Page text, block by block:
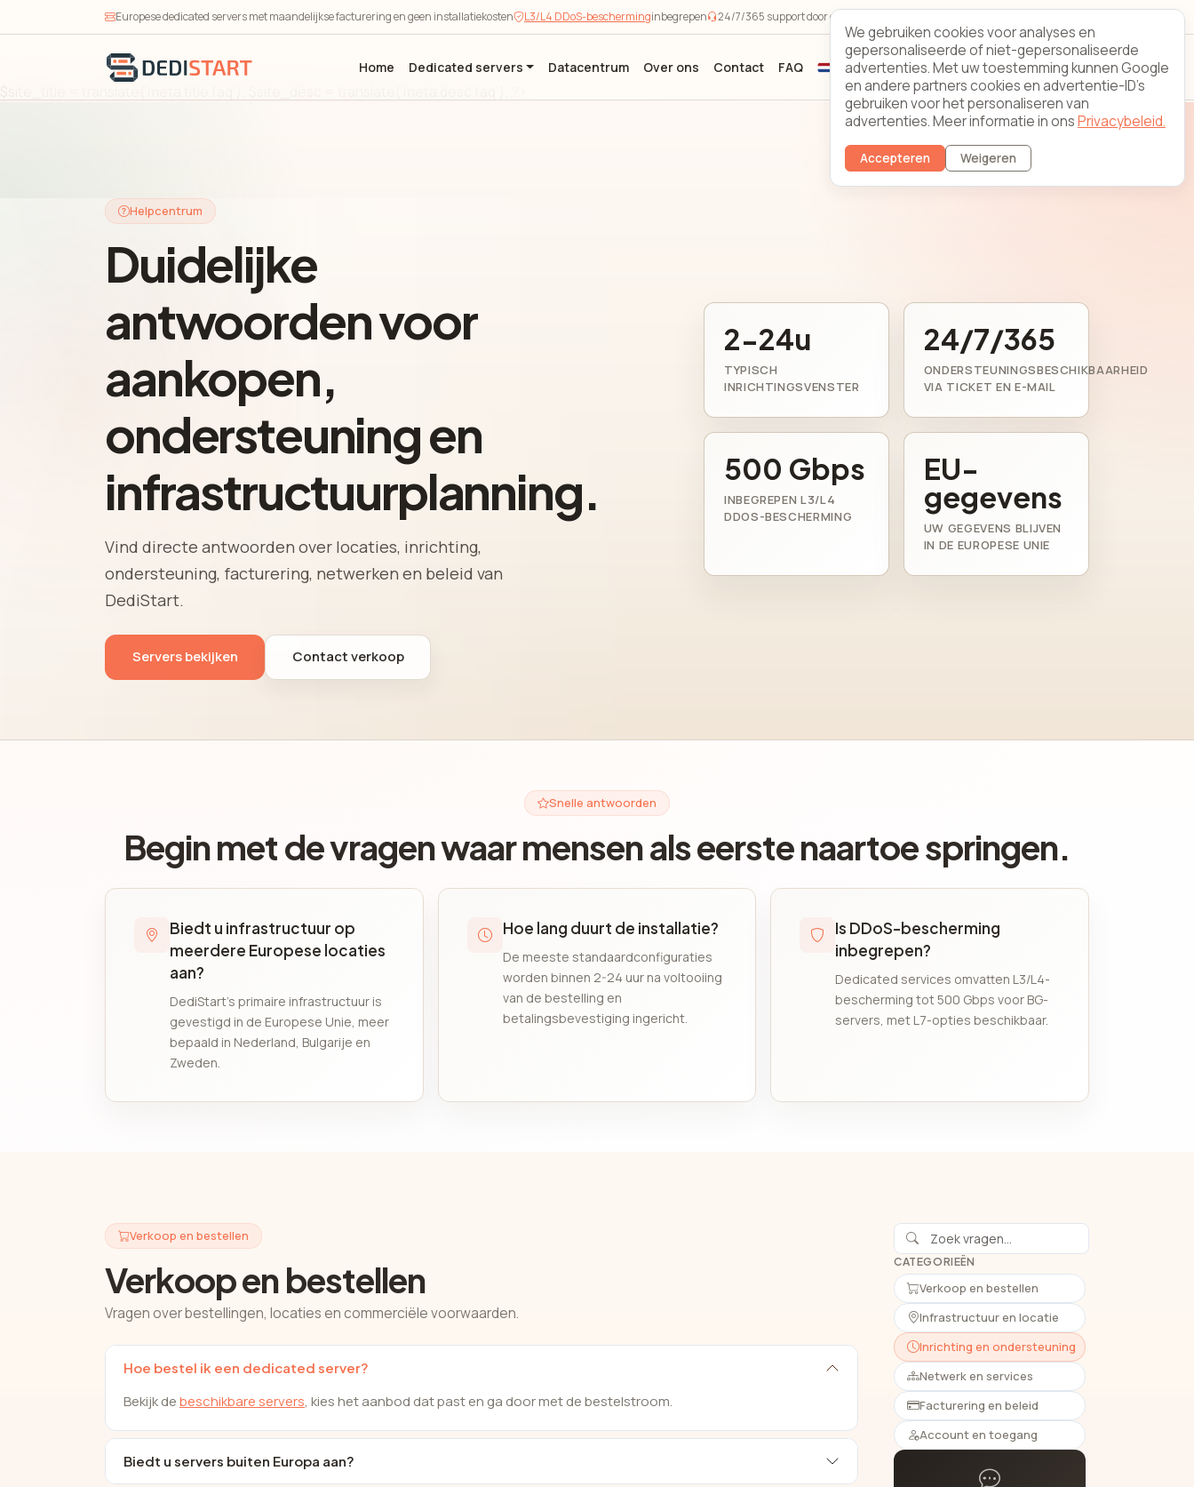
Europese dedicated servers met maandelijkse facturering en geen installatiekosten L3/L4 DDoS-bescherminginbegrepen 24/7/365 support door echte specialisten
Home Dedicated servers Datacentrum Over ons Contact FAQ Registreren Klantinlog
Helpcentrum
Duidelijke
antwoorden voor
aankopen,
ondersteuning en
infrastructuurplanning.
Vind directe antwoorden over locaties, inrichting,
ondersteuning, facturering, netwerken en beleid van
DediStart.
Servers bekijken Contact verkoop
2-24u
TYPISCH
INRICHTINGSVENSTER
24/7/365
ONDERSTEUNINGSBESCHIKBAARHEID
VIA TICKET EN E-MAIL
500 Gbps
INBEGREPEN L3/L4
DDOS-BESCHERMING
EU-
gegevens
UW GEGEVENS BLIJVEN
IN DE EUROPESE UNIE
Snelle antwoorden
Begin met de vragen waar mensen als eerste naartoe springen.
Biedt u infrastructuur op
meerdere Europese locaties
aan?
DediStart's primaire infrastructuur is
gevestigd in de Europese Unie, meer
bepaald in Nederland, Bulgarije en
Zweden.
Hoe lang duurt de installatie?
De meeste standaardconfiguraties
worden binnen 2-24 uur na voltooiing
van de bestelling en
betalingsbevestiging ingericht.
Is DDoS-bescherming
inbegrepen?
Dedicated services omvatten L3/L4-
bescherming tot 500 Gbps voor BG-
servers, met L7-opties beschikbaar.
Verkoop en bestellen
Verkoop en bestellen
Vragen over bestellingen, locaties en commerciële voorwaarden.
Hoe bestel ik een dedicated server?
Bekijk debeschikbare servers, kies het aanbod dat past en ga door met de bestelstroom.
Biedt u servers buiten Europa aan?
CATEGORIEËN
Verkoop en bestellen
Infrastructuur en locatie
Inrichting en ondersteuning
Netwerk en services
Facturering en beleid
Account en toegang
We gebruiken cookies voor analyses en
gepersonaliseerde of niet-gepersonaliseerde
advertenties. Met uw toestemming kunnen Google
en andere partners cookies en advertentie-ID's
gebruiken voor het personaliseren van
advertenties. Meer informatie in onsPrivacybeleid.
Accepteren Weigeren